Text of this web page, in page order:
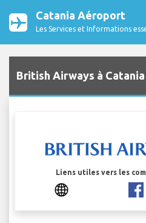
Catania Aéroport
Les Services et Informations
British Airways à
Liens utiles vers les